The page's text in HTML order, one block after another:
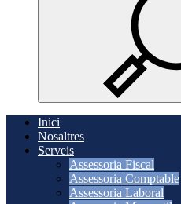
Inici
Nosaltres
Serveis
Assessoria Fiscal
Assessoria Comptable
Assessoria Laboral